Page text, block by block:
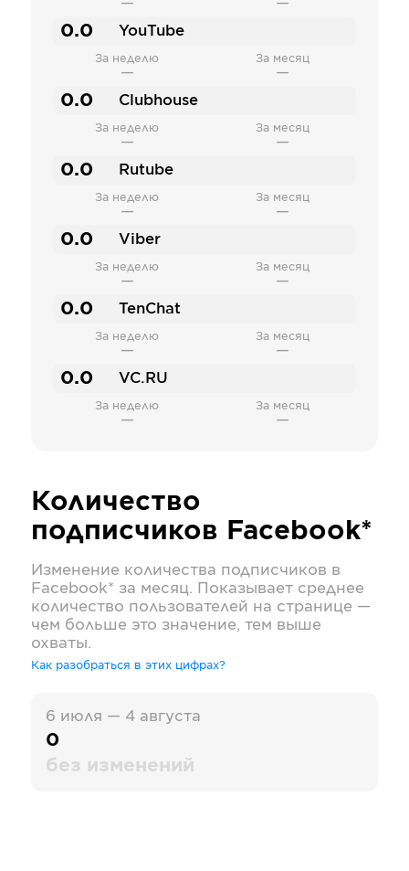
— —
0.0 YouTube
За неделю
—
За месяц
—
0.0 Clubhouse
За неделю
—
За месяц
—
0.0 Rutube
За неделю
—
За месяц
—
0.0 Viber
За неделю
—
За месяц
—
0.0 TenChat
За неделю
—
За месяц
—
0.0 VC.RU
За неделю
—
За месяц
—
Количество
подписчиков Facebook*
Изменение количества подписчиков в
Facebook* за месяц. Показывает среднее
количество пользователей на странице —
чем больше это значение, тем выше
охваты.
Как разобраться в этих цифрах?
6 июля — 4 августа
0
без изменений